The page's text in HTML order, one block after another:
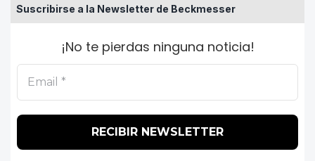
Suscribirse a la Newsletter de Beckmesser
¡No te pierdas ninguna noticia!